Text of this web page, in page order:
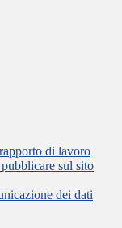
di lavoro
sul sito
dei dati